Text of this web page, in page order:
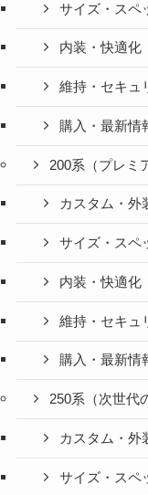
サイズ・スペ
内装・快適化
維持・セキュ
購入・最新情
200系（プレミ
カスタム・外
サイズ・スペ
内装・快適化
維持・セキュ
購入・最新情
250系（次世代
カスタム・外
サイズ・スペ